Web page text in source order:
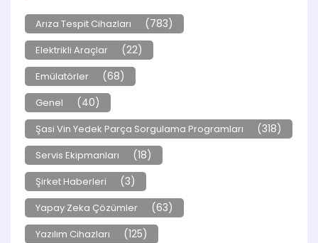
Arıza Tespit Cihazları (783)
Elektrikli Araçlar (22)
Emülatörler (68)
Genel (40)
Şasi Vin Yedek Parça Sorgulama Programları (318)
Servis Ekipmanları (18)
Şirket Haberleri (3)
Yapay Zeka Çözümler (63)
Yazılım Cihazları (125)